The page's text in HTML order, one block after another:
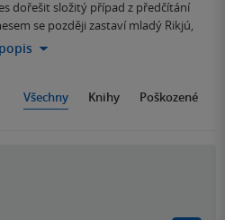
dořešit složitý případ z předčítání
se později zastaví mladý Rikjú,
Všechny Knihy Poškozené